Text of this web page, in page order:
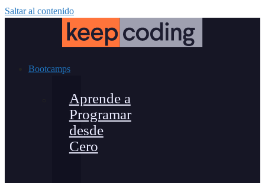
Saltar al contenido
Bootcamps
Aprende a
Programar
desde
Cero